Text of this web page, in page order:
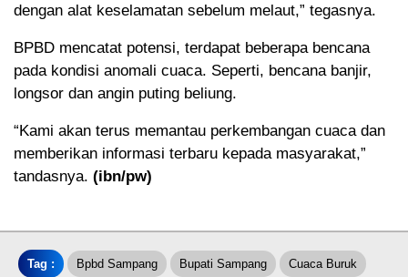
dengan alat keselamatan sebelum melaut,” tegasnya.
BPBD mencatat potensi, terdapat beberapa bencana
pada kondisi anomali cuaca. Seperti, bencana banjir,
longsor dan angin puting beliung.
“Kami akan terus memantau perkembangan cuaca dan
memberikan informasi terbaru kepada masyarakat,”
tandasnya. (ibn/pw)
Tag : Bpbd Sampang Bupati Sampang Cuaca Buruk